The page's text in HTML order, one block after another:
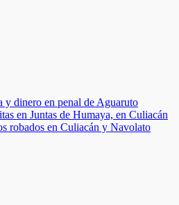
y dinero en penal de Aguaruto
en Juntas de Humaya, en Culiacán
robados en Culiacán y Navolato